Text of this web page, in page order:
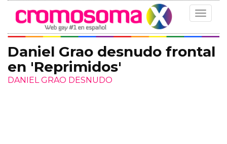
Toggle
Daniel Grao desnudo frontal
en 'Reprimidos'
DANIEL GRAO DESNUDO